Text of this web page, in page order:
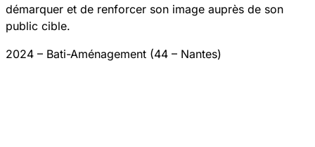
démarquer et de renforcer son image auprès de son
public cible.
2024 – Bati-Aménagement (44 – Nantes)